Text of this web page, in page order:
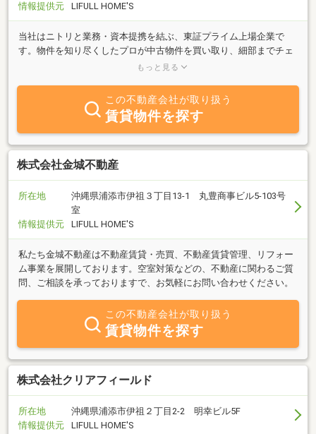
情報提供元
LIFULL HOME'S
当社はニトリと業務・資本提携を結ぶ、東証プライム上場企業で
す。物件を知り尽くしたプロが中古物件を買い取り、細部までチェ
ックし、自社規格に沿って丁寧にリフォームしているので、ご購入
もっと見る
この不動産会社が取り扱う
賃貸物件を探す
株式会社金城不動産
所在地
沖縄県浦添市伊祖３丁目13-1 丸豊商事ビル5-103号
室
情報提供元
LIFULL HOME'S
私たち金城不動産は不動産賃貸・売買、不動産賃貸管理、リフォー
ム事業を展開しております。空室対策などの、不動産に関わるご質
問、ご相談を承っておりますで、お気軽にお問い合わせください。
この不動産会社が取り扱う
賃貸物件を探す
株式会社クリアフィールド
所在地
沖縄県浦添市伊祖２丁目2-2 明幸ビル5F
情報提供元
LIFULL HOME'S